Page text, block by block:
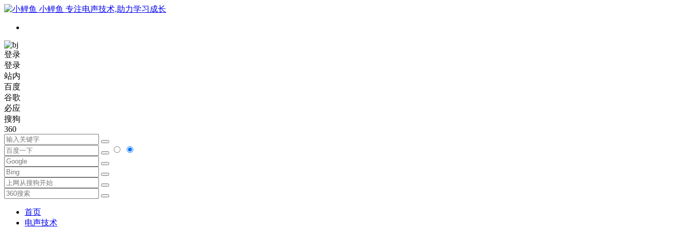
小鲤鱼 专注电声技术,助力学习成长
登录
登录
站内
百度
谷歌
必应
搜狗
360
首页
电声技术